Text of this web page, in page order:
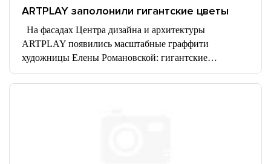
ARTPLAY заполонили гигантские цветы
На фасадах Центра дизайна и архитектуры
ARTPLAY появились масштабные граффити
художницы Елены Романовской: гигантские…